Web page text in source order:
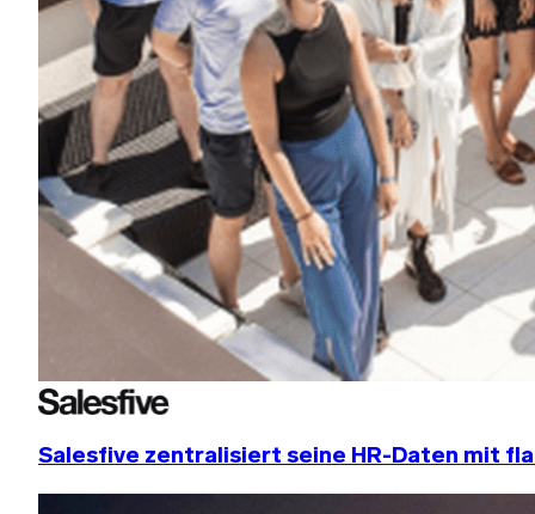
Salesfive zentralisiert seine HR-Daten mit